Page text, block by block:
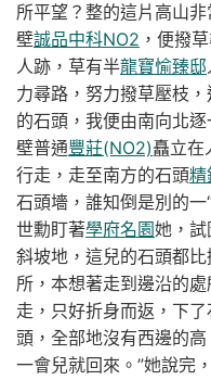
所平望？整的這片高山
壁誠品中科NO2 ，便撥
人跡，草有半龍寶愉臻邸
力尋路，努力撥草壓枝
的石頭，我便由南向北
壁普通豐莊(NO2)矗立在
行走，走至南方的石頭精
石頭墻，誰知倒是別的
世勳盯著學府名園她，試
斜坡地，這兒的石頭都
所，本想著走到邊沿的
走，只好折身而返，下
頭，全部地沒有西邊的
一會兒就回來。”她說完